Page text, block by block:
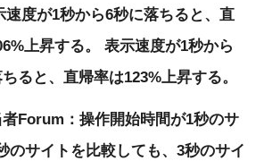
速度が1秒から6秒に落ちると、直
上昇する。 表示速度が1秒から
ると、直帰率は123%上昇する。
Forum：操作開始時間が1秒のサ
のサイトを比較しても、3秒のサイ